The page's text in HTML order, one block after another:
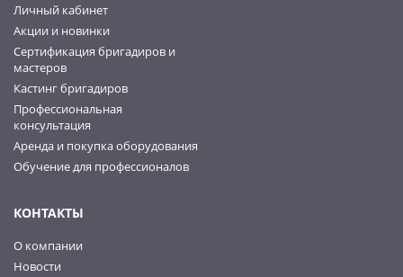
Личный кабинет
Акции и новинки
Сертификация бригадиров и
мастеров
Кастинг бригадиров
Профессиональная
консультация
Аренда и покупка оборудования
Обучение для профессионалов
КОНТАКТЫ
О компании
Новости